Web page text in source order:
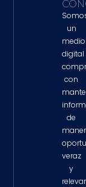
un
medio
digital
con
de
veraz
y